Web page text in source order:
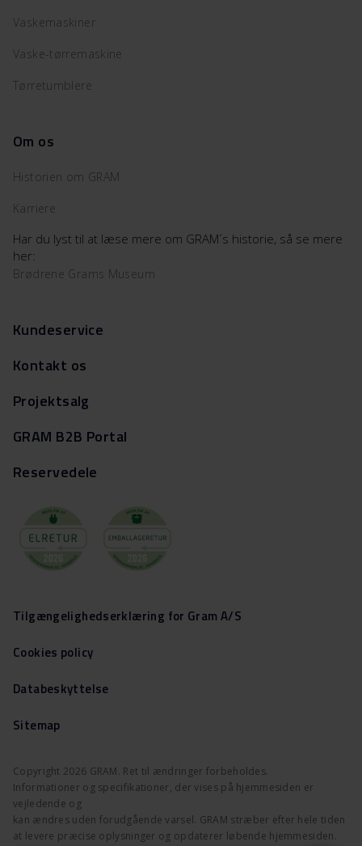
Vaskemaskiner
Vaske-tørremaskine
Tørretumblere
Om os
Historien om GRAM
Karriere
Har du lyst til at læse mere om GRAM´s historie, så se mere
her:
Brødrene Grams Museum
Kundeservice
Kontakt os
Projektsalg
GRAM B2B Portal
Reservedele
Copyright 2026 GRAM. Ret til ændringer forbeholdes.
Informationer og specifikationer, der vises på hjemmesiden er
vejledende og
kan ændres uden forudgående varsel. GRAM stræber efter hele tiden
at levere præcise oplysninger og opdaterer løbende hjemmesiden.
Tilgængelighedserklæring for Gram A/S
Cookies policy
Databeskyttelse
Sitemap